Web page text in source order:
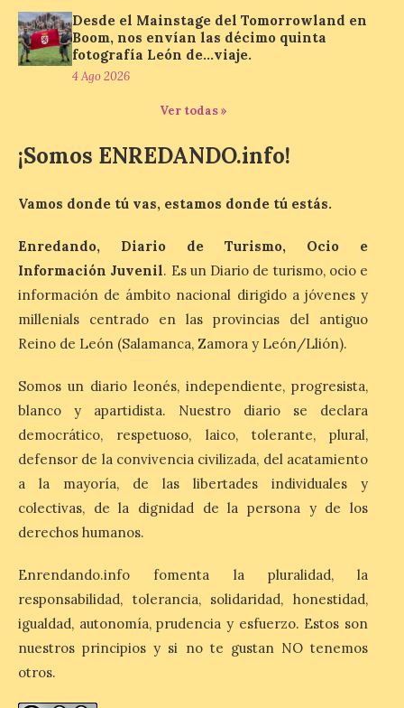
6 Ago 2026
Al hilo del estreno de La
Odisea de Christopher
reúne una selección de
Antigüedad clásica, la mitología y los
viajes, que se suceden al ritmo de un
Patrimonio Nacional
cancela la temporada de
fuentes de La Granja ante
la escasez de agua
Esta medida afecta a los
espectáculos nocturnos
de la Fuente Baños de
Diana previstos para los
días 8, 15 y 22 de agosto,
así como al encendido extraordinario del
día 25. La reserva de agua en el estanque
«El Mar», […]
El Descenso Internacional
del Sella arranca con el
homenaje a los campeones
y el izado de las banderas
autonómicas
Desde el Mainstage del Tomorrowland en
Boom, nos envían las décimo quinta
fotografía León de…viaje.
4 Ago 2026
Ver todas »
¡Somos ENREDANDO.info!
Vamos donde tú vas, estamos donde tú estás.
Enredando, Diario de Turismo, Ocio e
Información Juvenil. Es un Diario de turismo, ocio e
información de ámbito nacional dirigido a jóvenes y
millenials centrado en las provincias del antiguo
Reino de León (Salamanca, Zamora y León/Llión).
Somos un diario leonés, independiente, progresista,
blanco y apartidista. Nuestro diario se declara
democrático, respetuoso, laico, tolerante, plural,
defensor de la convivencia civilizada, del acatamiento
a la mayoría, de las libertades individuales y
colectivas, de la dignidad de la persona y de los
derechos humanos.
Enrendando.info fomenta la pluralidad, la
responsabilidad, tolerancia, solidaridad, honestidad,
igualdad, autonomía, prudencia y esfuerzo. Estos son
nuestros principios y si no te gustan NO tenemos
otros.